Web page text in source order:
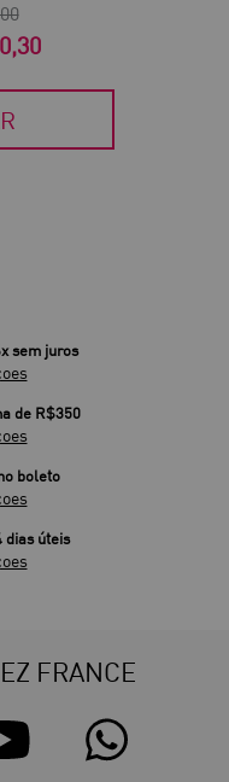
sem juros
de R$350
boleto
dias úteis
FRANCE